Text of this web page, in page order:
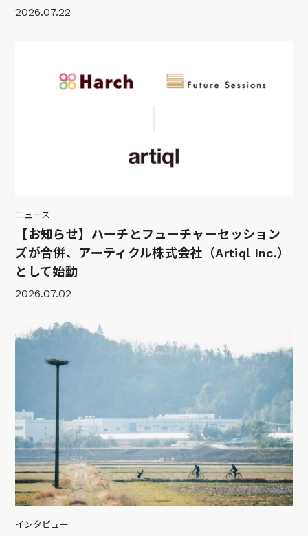
2026.07.22
ニュース
【お知らせ】ハーチとフューチャーセッション
ズが合併、アーティクル株式会社（Artiql Inc.）
として始動
2026.07.02
インタビュー